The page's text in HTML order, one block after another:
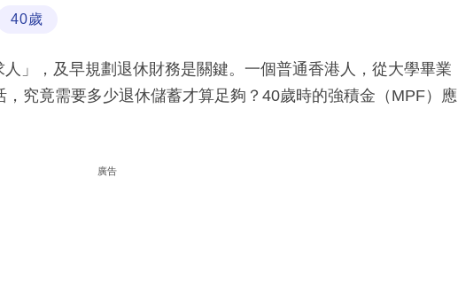
40歲
」，及早規劃退休財務是關鍵。一個普通香港人，從大學畢業
究竟需要多少退休儲蓄才算足夠？40歲時的強積金（MPF）應
廣告